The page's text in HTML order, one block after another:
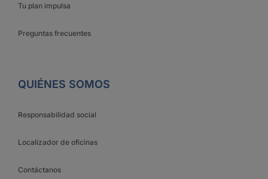
Tu plan impulsa
Preguntas frecuentes
QUIÉNES SOMOS
Responsabilidad social
Localizador de oficinas
Contáctanos